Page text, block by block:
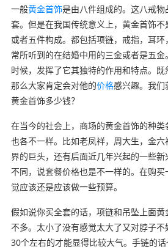
一般黄金首饰是由八件组成的。这八戒
套。但是在我国传统意义上，黄金首饰
或者五件构成。都包括项链，戒指，耳
常所听到的在结婚中用的三金或者是五
时候，发挥了它其独特的作用和特点。既
那么大家肯定会对他的价格感兴趣。我们
黄金首饰多少钱？
在当今的社会上，商场的黄金首饰的种
也各不一样。比如老凤祥，周大生，金
界的巨头，还有后面近几年兴起的一些
不同，说套餐价格也是不一样的。在购
觉应该还是应该做一些预算。
假如说你买全套的话，项链和吊坠上面黄
不多。太小了没有感觉太大了又对脖子
30个左右的才能显得比较大气。手链的